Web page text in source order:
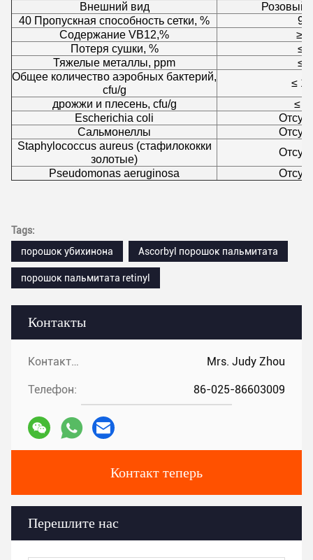
Контакты
Контакты: Mrs. Judy Zhou
Телефон: 86-025-86603009
Контакт теперь
Перешлите нас
Внешний вид
Розовый
40 Пропускная способность сетки, %
Содержание VB12,%
≥
Потеря сушки, %
Тяжелые металлы, ppm
≤
Общее количество аэробных бактерий,
cfu/g
≤
дрожжи и плесень, cfu/g
≤
Escherichia coli
Сальмонеллы
Staphylococcus aureus (стафилококки
золотые)
Pseudomonas aeruginosa
Tags:
порошок убихинона
Ascorbyl порошок пальмитата
порошок пальмитата retinyl